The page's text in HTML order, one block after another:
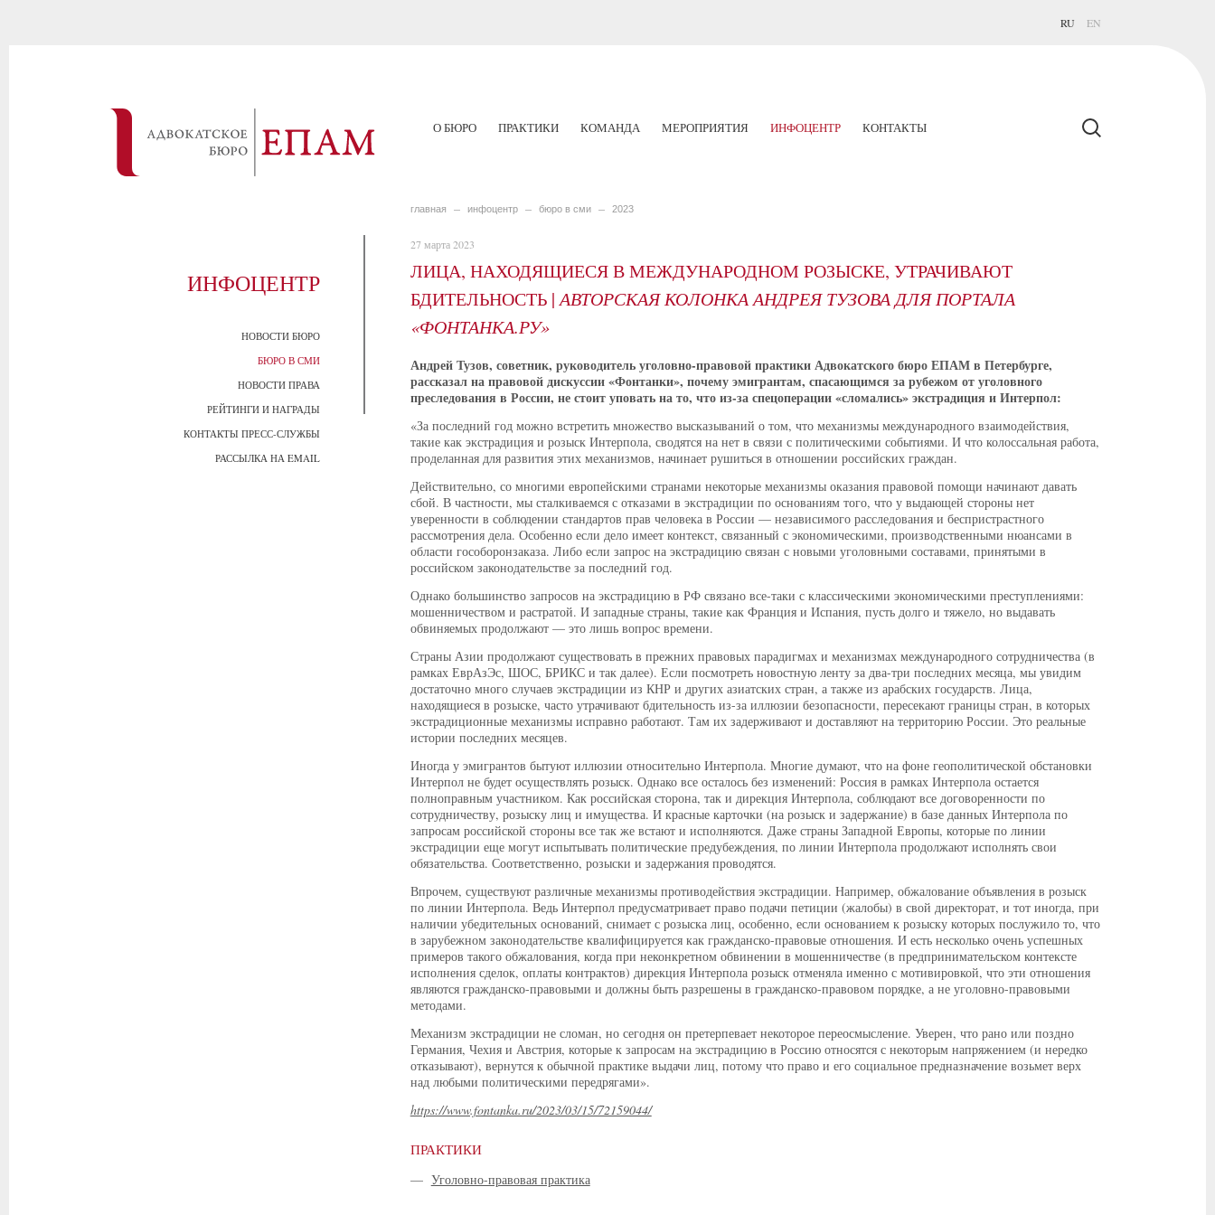
RU EN
О БЮРО ПРАКТИКИ КОМАНДА МЕРОПРИЯТИЯ ИНФОЦЕНТР КОНТАКТЫ
ИНФОЦЕНТР
НОВОСТИ БЮРО
БЮРО В СМИ
НОВОСТИ ПРАВА
РЕЙТИНГИ И НАГРАДЫ
КОНТАКТЫ ПРЕСС-СЛУЖБЫ
РАССЫЛКА НА EMAIL
главная инфоцентр бюро в сми 2023
27 марта 2023
ЛИЦА, НАХОДЯЩИЕСЯ В МЕЖДУНАРОДНОМ РОЗЫСКЕ, УТРАЧИВАЮТ
БДИТЕЛЬНОСТЬ |АВТОРСКАЯ КОЛОНКА АНДРЕЯ ТУЗОВА ДЛЯ ПОРТАЛА
«ФОНТАНКА.РУ»
Андрей Тузов, советник, руководитель уголовно-правовой практики Адвокатского бюро ЕПАМ в Петербурге,
рассказал на правовой дискуссии «Фонтанки», почему эмигрантам, спасающимся за рубежом от уголовного
преследования в России, не стоит уповать на то, что из-за спецоперации «сломались» экстрадиция и Интерпол:
«За последний год можно встретить множество высказываний о том, что механизмы международного взаимодействия,
такие как экстрадиция и розыск Интерпола, сводятся на нет в связи с политическими событиями. И что колоссальная работа,
проделанная для развития этих механизмов, начинает рушиться в отношении российских граждан.
Действительно, со многими европейскими странами некоторые механизмы оказания правовой помощи начинают давать
сбой. В частности, мы сталкиваемся с отказами в экстрадиции по основаниям того, что у выдающей стороны нет
уверенности в соблюдении стандартов прав человека в России — независимого расследования и беспристрастного
рассмотрения дела. Особенно если дело имеет контекст, связанный с экономическими, производственными нюансами в
области гособоронзаказа. Либо если запрос на экстрадицию связан с новыми уголовными составами, принятыми в
российском законодательстве за последний год.
Однако большинство запросов на экстрадицию в РФ связано все-таки с классическими экономическими преступлениями:
мошенничеством и растратой. И западные страны, такие как Франция и Испания, пусть долго и тяжело, но выдавать
обвиняемых продолжают — это лишь вопрос времени.
Страны Азии продолжают существовать в прежних правовых парадигмах и механизмах международного сотрудничества (в
рамках ЕврАзЭс, ШОС, БРИКС и так далее). Если посмотреть новостную ленту за два-три последних месяца, мы увидим
достаточно много случаев экстрадиции из КНР и других азиатских стран, а также из арабских государств. Лица,
находящиеся в розыске, часто утрачивают бдительность из-за иллюзии безопасности, пересекают границы стран, в которых
экстрадиционные механизмы исправно работают. Там их задерживают и доставляют на территорию России. Это реальные
истории последних месяцев.
Иногда у эмигрантов бытуют иллюзии относительно Интерпола. Многие думают, что на фоне геополитической обстановки
Интерпол не будет осуществлять розыск. Однако все осталось без изменений: Россия в рамках Интерпола остается
полноправным участником. Как российская сторона, так и дирекция Интерпола, соблюдают все договоренности по
сотрудничеству, розыску лиц и имущества. И красные карточки (на розыск и задержание) в базе данных Интерпола по
запросам российской стороны все так же встают и исполняются. Даже страны Западной Европы, которые по линии
экстрадиции еще могут испытывать политические предубеждения, по линии Интерпола продолжают исполнять свои
обязательства. Соответственно, розыски и задержания проводятся.
Впрочем, существуют различные механизмы противодействия экстрадиции. Например, обжалование объявления в розыск
по линии Интерпола. Ведь Интерпол предусматривает право подачи петиции (жалобы) в свой директорат, и тот иногда, при
наличии убедительных оснований, снимает с розыска лиц, особенно, если основанием к розыску которых послужило то, что
в зарубежном законодательстве квалифицируется как гражданско-правовые отношения. И есть несколько очень успешных
примеров такого обжалования, когда при неконкретном обвинении в мошенничестве (в предпринимательском контексте
исполнения сделок, оплаты контрактов) дирекция Интерпола розыск отменяла именно с мотивировкой, что эти отношения
являются гражданско-правовыми и должны быть разрешены в гражданско-правовом порядке, а не уголовно-правовыми
методами.
Механизм экстрадиции не сломан, но сегодня он претерпевает некоторое переосмысление. Уверен, что рано или поздно
Германия, Чехия и Австрия, которые к запросам на экстрадицию в Россию относятся с некоторым напряжением (и нередко
отказывают), вернутся к обычной практике выдачи лиц, потому что право и его социальное предназначение возьмет верх
над любыми политическими передрягами».
https://www.fontanka.ru/2023/03/15/72159044/
ПРАКТИКИ
— Уголовно-правовая практика